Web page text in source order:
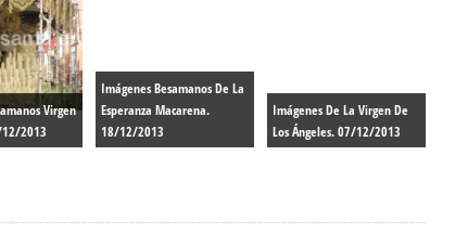
Virgen
2013
Imágenes Besamanos De La
Esperanza Macarena.
18/12/2013
Imágenes De La Virgen De
Los Ángeles. 07/12/2013